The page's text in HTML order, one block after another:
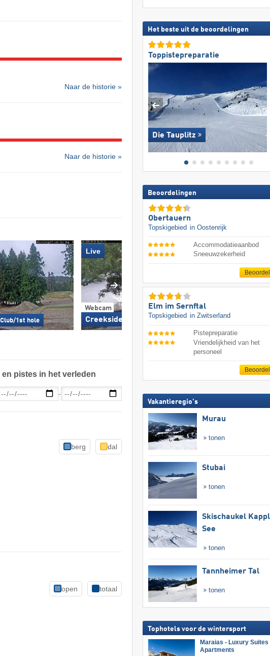
Naar de historie »
Naar de historie »
1st hole
Webcam
Creekside (653 m)
Live
pistes in het verleden
-
berg dal
open totaal
Het beste uit de beoordelingen
Toppistepreparatie
Die Tauplitz
Beoordelingen
Obertauern
Topskigebied in Oostenrijk
Accommodatieaanbod
Sneeuwzekerheid
Elm im Sernftal
Topskigebied in Zwitserland
Pistepreparatie
Vriendelijkheid van het
personeel
Vakantieregio's
Murau
tonen
Stubai
tonen
Skischaukel
See
tonen
Tannheimer Tal
tonen
Tophotels voor de wintersport
Maraias - Luxury Suites
Apartments